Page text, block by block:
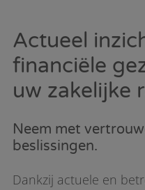
Actueel
financiële
uw zakelijke
Neem met
beslissingen.
Dankzij actuele en